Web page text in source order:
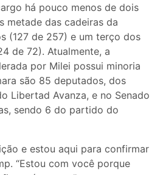
há pouco menos de dois
metade das cadeiras da
(127 de 257) e um terço dos
de 72). Atualmente, a
por Milei possui minoria
são 85 deputados, dos
Libertad Avanza, e no Senado
sendo 6 do partido do
e estou aqui para confirmar
“Estou com você porque